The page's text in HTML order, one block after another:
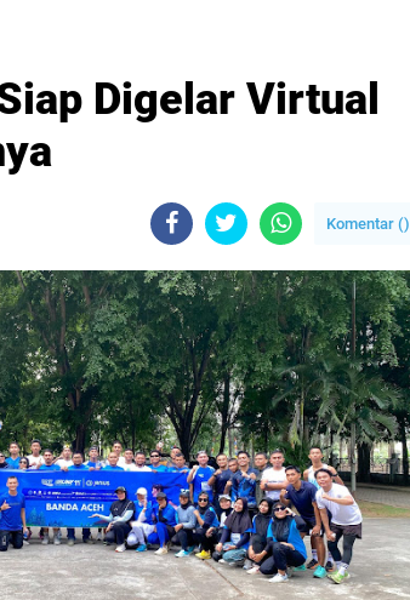
Digelar Virtual
Komentar ()